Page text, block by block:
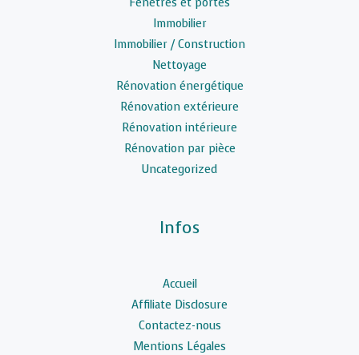
Immobilier
Immobilier / Construction
Nettoyage
Rénovation énergétique
Rénovation extérieure
Rénovation intérieure
Rénovation par pièce
Uncategorized
Infos
Accueil
Affiliate Disclosure
Contactez-nous
Mentions Légales